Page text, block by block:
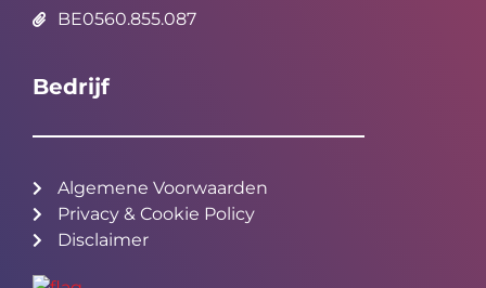
BE0560.855.087
Bedrijf
Algemene Voorwaarden
Privacy & Cookie Policy
Disclaimer